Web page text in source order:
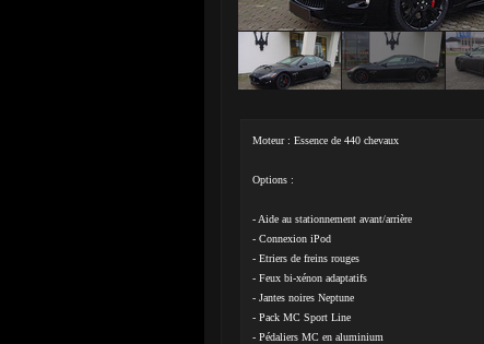
Moteur : Essence de 440 chevaux
Options :
- Aide au stationnement avant/arrière
- Connexion iPod
- Etriers de freins rouges
- Feux bi-xénon adaptatifs
- Jantes noires Neptune
- Pack MC Sport Line
- Pédaliers MC en aluminium